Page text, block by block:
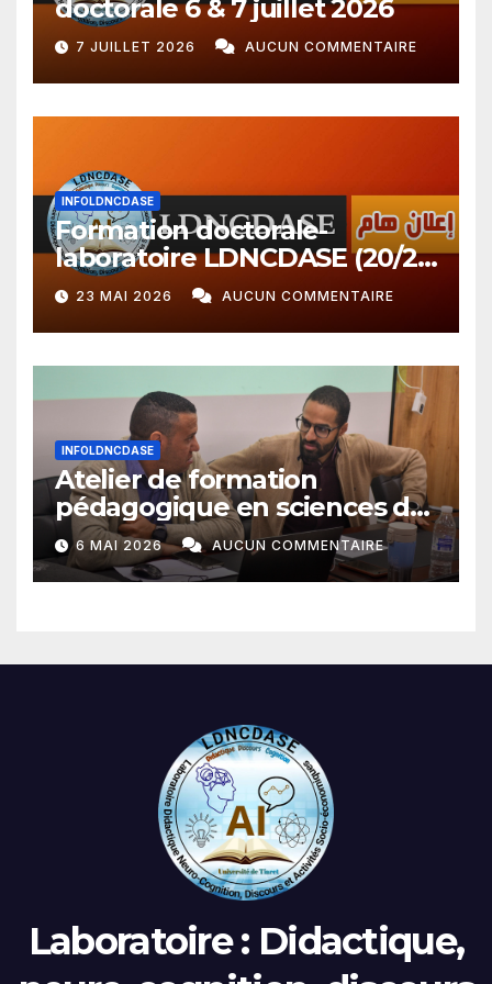
doctorale 6 & 7 juillet 2026
7 JUILLET 2026 AUCUN COMMENTAIRE
INFOLDNCDASE
Formation doctorale-
laboratoire LDNCDASE (20/21
avril 2026 + 23 mai 2026)
23 MAI 2026 AUCUN COMMENTAIRE
INFOLDNCDASE
Atelier de formation
pédagogique en sciences du
langage
6 MAI 2026 AUCUN COMMENTAIRE
Laboratoire : Didactique,